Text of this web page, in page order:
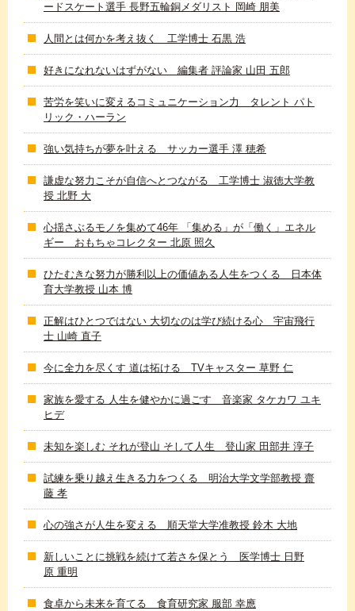
ードスケート選手 長野五輪銅メダリスト 岡崎 朋美
人間とは何かを考え抜く 工学博士 石黒 浩
好きになれないはずがない 編集者 評論家 山田 五郎
苦労を笑いに変えるコミュニケーション力 タレント パト
リック・ハーラン
強い気持ちが夢を叶える サッカー選手 澤 穂希
謙虚な努力こそが自信へとつながる 工学博士 淑徳大学教
授 北野 大
心揺さぶるモノを集めて46年 「集める」が「働く」エネル
ギー おもちゃコレクター 北原 照久
ひたむきな努力が勝利以上の価値ある人生をつくる 日本体
育大学教授 山本 博
正解はひとつではない 大切なのは学び続ける心 宇宙飛行
士 山崎 直子
今に全力を尽くす 道は拓ける TVキャスター 草野 仁
家族を愛する 人生を健やかに過ごす 音楽家 タケカワ ユキ
ヒデ
未知を楽しむ それが登山 そして人生 登山家 田部井 淳子
試練を乗り越え生きる力をつくる 明治大学文学部教授 齋
藤 孝
心の強さが人生を変える 順天堂大学准教授 鈴木 大地
新しいことに挑戦を続けて若さを保とう 医学博士 日野
原 重明
食卓から未来を育てる 食育研究家 服部 幸應